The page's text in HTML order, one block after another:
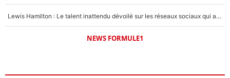
Lewis Hamilton : Le talent inattendu dévoilé sur les réseaux sociaux qui a impressionné Kim Kardashian pendant leurs vacances en amoureux !
NEWS FORMULE1